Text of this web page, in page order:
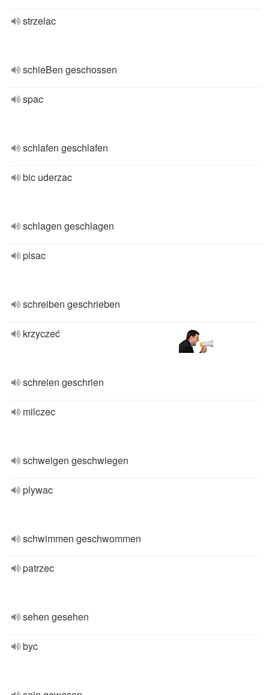
strzelac
schieBen geschossen
spac
schlafen geschlafen
bic uderzac
schlagen geschlagen
pisac
schreiben geschrieben
krzyczeć
schreien geschrien
milczec
schweigen geschwiegen
plywac
schwimmen geschwommen
patrzec
sehen gesehen
byc